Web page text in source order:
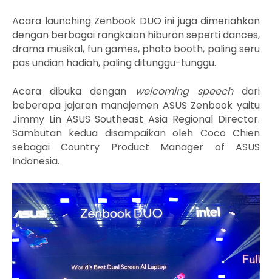
Acara launching Zenbook DUO ini juga dimeriahkan
dengan berbagai rangkaian hiburan seperti dances,
drama musikal, fun games, photo booth, paling seru
pas undian hadiah, paling ditunggu-tunggu.
Acara dibuka dengan welcoming speechdari
beberapa jajaran manajemen ASUS Zenbook yaitu
Jimmy Lin ASUS Southeast Asia Regional Director.
Sambutan kedua disampaikan oleh Coco Chien
sebagai Country Product Manager of ASUS
Indonesia.